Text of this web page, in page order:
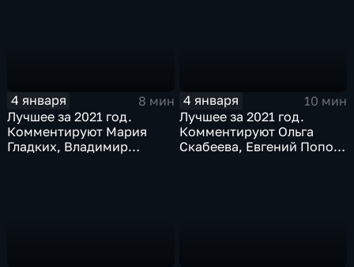
4 января
8 мин
Лучшее за 2021 год.
Комментируют Мария
Гладких, Владимир
4 января
10 мин
Лучшее за 2021 год.
Комментируют Ольга
Скабеева, Евгений Попов,